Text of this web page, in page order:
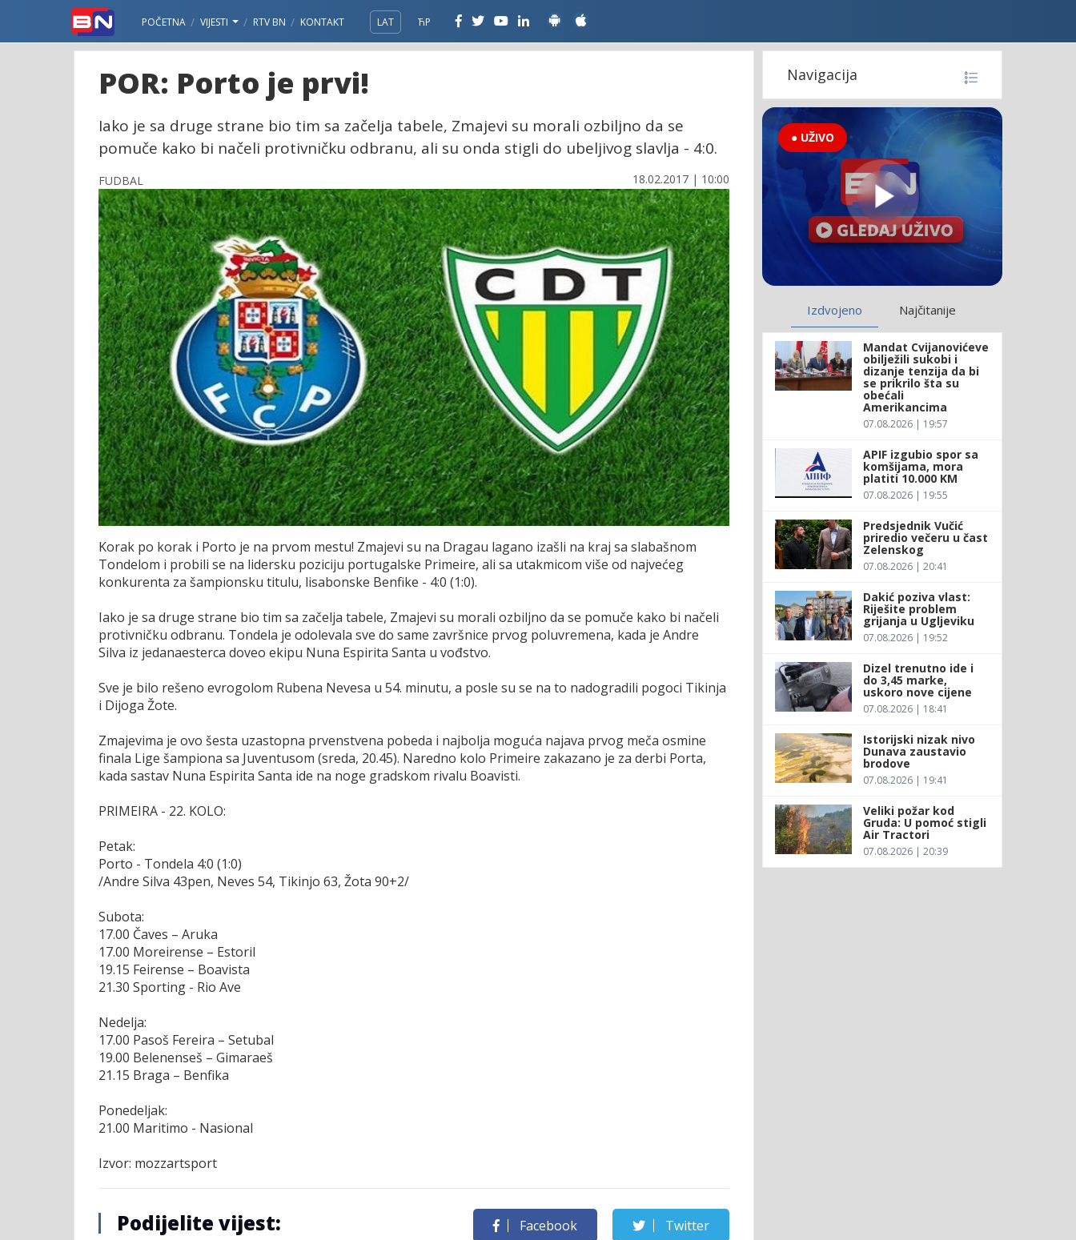
POČETNA VIJESTI RTV BN KONTAKT LAT ЋР
POR: Porto je prvi!
Iako je sa druge strane bio tim sa začelja tabele, Zmajevi su morali ozbiljno da se
pomuče kako bi načeli protivničku odbranu, ali su onda stigli do ubeljivog slavlja - 4:0.
FUDBAL 18.02.2017 | 10:00
Korak po korak i Porto je na prvom mestu! Zmajevi su na Dragau lagano izašli na kraj sa slabašnom
Tondelom i probili se na lidersku poziciju portugalske Primeire, ali sa utakmicom više od najvećeg
konkurenta za šampionsku titulu, lisabonske Benfike - 4:0 (1:0).
Iako je sa druge strane bio tim sa začelja tabele, Zmajevi su morali ozbiljno da se pomuče kako bi načeli
protivničku odbranu. Tondela je odolevala sve do same završnice prvog poluvremena, kada je Andre
Silva iz jedanaesterca doveo ekipu Nuna Espirita Santa u vođstvo.
Sve je bilo rešeno evrogolom Rubena Nevesa u 54. minutu, a posle su se na to nadogradili pogoci Tikinja
i Dijoga Žote.
Zmajevima je ovo šesta uzastopna prvenstvena pobeda i najbolja moguća najava prvog meča osmine
finala Lige šampiona sa Juventusom (sreda, 20.45). Naredno kolo Primeire zakazano je za derbi Porta,
kada sastav Nuna Espirita Santa ide na noge gradskom rivalu Boavisti.
PRIMEIRA - 22. KOLO:
Petak:
Porto - Tondela 4:0 (1:0)
/Andre Silva 43pen, Neves 54, Tikinjo 63, Žota 90+2/
Subota:
17.00 Čaves – Aruka
17.00 Moreirense – Estoril
19.15 Feirense – Boavista
21.30 Sporting - Rio Ave
Nedelja:
17.00 Pasoš Fereira – Setubal
19.00 Belenenseš – Gimaraeš
21.15 Braga – Benfika
Ponedeljak:
21.00 Maritimo - Nasional
Izvor: mozzartsport
Podijelite vijest: Facebook Twitter
Navigacija
● UŽIVO
Izdvojeno Najčitanije
Mandat Cvijanovićeve
obilježili sukobi i
dizanje tenzija da bi
se prikrilo šta su
obećali
Amerikancima
07.08.2026 | 19:57
APIF izgubio spor sa
komšijama, mora
platiti 10.000 KM
07.08.2026 | 19:55
Predsjednik Vučić
priredio večeru u čast
Zelenskog
07.08.2026 | 20:41
Dakić poziva vlast:
Riješite problem
grijanja u Ugljeviku
07.08.2026 | 19:52
Dizel trenutno ide i
do 3,45 marke,
uskoro nove cijene
07.08.2026 | 18:41
Istorijski nizak nivo
Dunava zaustavio
brodove
07.08.2026 | 19:41
Veliki požar kod
Gruda: U pomoć stigli
Air Tractori
07.08.2026 | 20:39